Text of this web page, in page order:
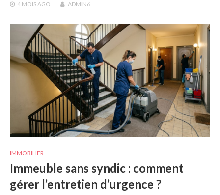
4 MOISAGO ADMIN6
IMMOBILIER
Immeuble sans syndic : comment
gérer l’entretien d’urgence ?